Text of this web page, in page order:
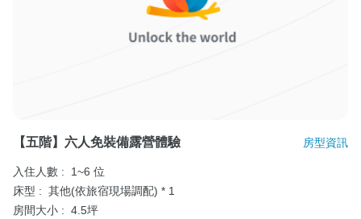
【五階】六人免裝備露營體驗 房型資訊
入住人數 :
1~6 位
床型 : 其他(依旅宿現場調配) * 1
房間大小 : 4.5坪